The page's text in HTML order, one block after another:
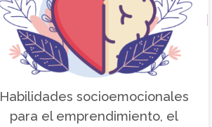
Habilidades socioemocionales
para el emprendimiento, el